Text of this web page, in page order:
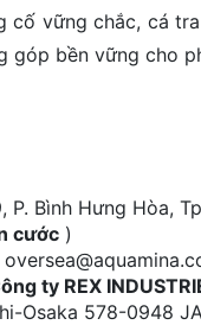
cố vững chắc, cá
bền vững cho
Bình Hưng Hòa,
cước )
ty REX
Osaka 578-0948